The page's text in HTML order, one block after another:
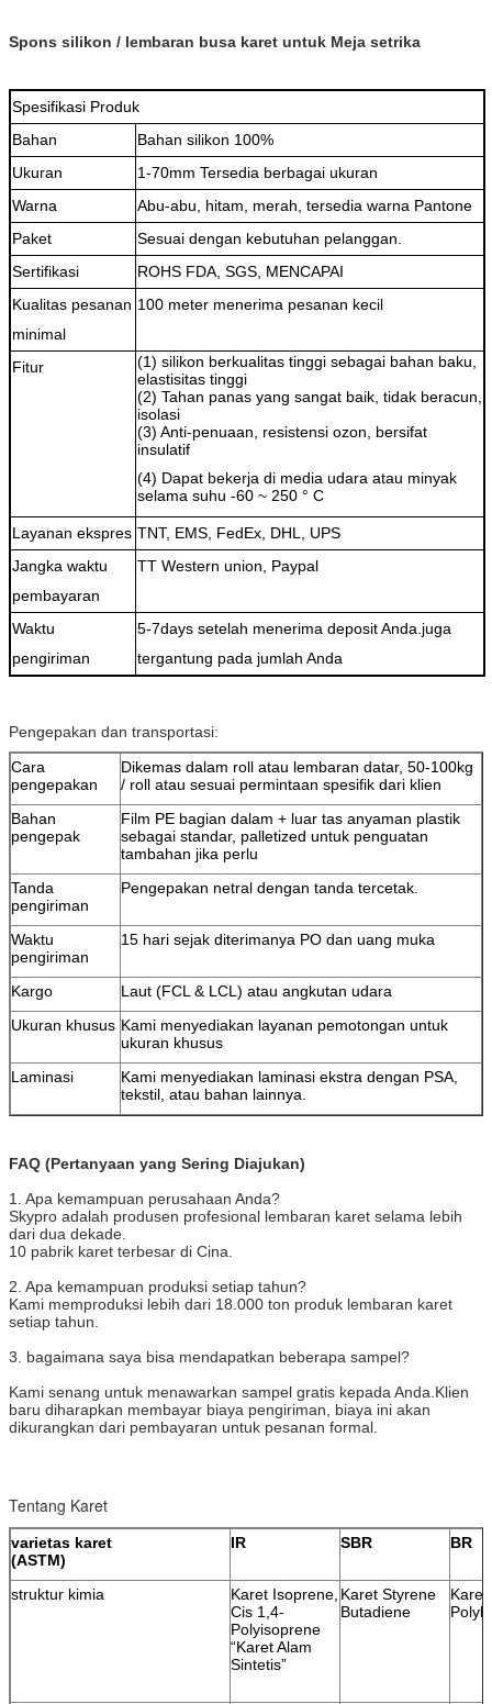
Spons silikon / lembaran busa karet untuk Meja setrika
Spesifikasi Produk
Bahan
Bahan silikon 100%
Ukuran
1-70mm Tersedia berbagai ukuran
Warna
Abu-abu, hitam, merah, tersedia warna Pantone
Paket
Sesuai dengan kebutuhan pelanggan.
Sertifikasi
ROHS FDA, SGS, MENCAPAI
Kualitas pesanan
minimal
100 meter menerima pesanan kecil
Fitur
(1) silikon berkualitas tinggi sebagai bahan baku,
elastisitas tinggi
(2) Tahan panas yang sangat baik, tidak beracun,
isolasi
(3) Anti-penuaan, resistensi ozon, bersifat
insulatif
(4) Dapat bekerja di media udara atau minyak
selama suhu -60 ~ 250 ° C
Layanan ekspres TNT, EMS, FedEx, DHL, UPS
Jangka waktu
pembayaran
TT Western union, Paypal
Waktu
pengiriman
5-7days setelah menerima deposit Anda.juga
tergantung pada jumlah Anda
Pengepakan dan transportasi:
Cara
pengepakan
Dikemas dalam roll atau lembaran datar, 50-100kg
/ roll atau sesuai permintaan spesifik dari klien
Bahan
pengepak
Film PE bagian dalam + luar tas anyaman plastik
sebagai standar, palletized untuk penguatan
tambahan jika perlu
Tanda
pengiriman
Pengepakan netral dengan tanda tercetak.
Waktu
pengiriman
15 hari sejak diterimanya PO dan uang muka
Kargo
Laut (FCL & LCL) atau angkutan udara
Ukuran khusus Kami menyediakan layanan pemotongan untuk
ukuran khusus
Laminasi
Kami menyediakan laminasi ekstra dengan PSA,
tekstil, atau bahan lainnya.
FAQ (Pertanyaan yang Sering Diajukan)
1. Apa kemampuan perusahaan Anda?
Skypro adalah produsen profesional lembaran karet selama lebih
dari dua dekade.
10 pabrik karet terbesar di Cina.
2. Apa kemampuan produksi setiap tahun?
Kami memproduksi lebih dari 18.000 ton produk lembaran karet
setiap tahun.
3. bagaimana saya bisa mendapatkan beberapa sampel?
Kami senang untuk menawarkan sampel gratis kepada Anda.Klien
baru diharapkan membayar biaya pengiriman, biaya ini akan
dikurangkan dari pembayaran untuk pesanan formal.
Tentang Karet
varietas karet
(ASTM)
IR SBR BR
struktur kimia
Karet Isoprene,
Cis 1,4-
Polyisoprene
“Karet Alam
Sintetis”
Karet Styrene
Butadiene
Karet